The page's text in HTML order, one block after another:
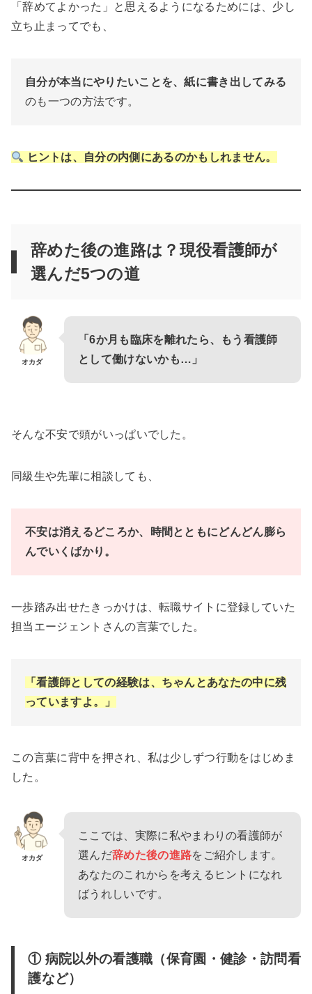
「辞めてよかった」と思えるようになるためには、少し
立ち止まってでも、
自分が本当にやりたいことを、紙に書き出してみる
のも一つの方法です。
ヒントは、自分の内側にあるのかもしれません。
辞めた後の進路は？現役看護師が
選んだ5つの道
オカダ
「6か月も臨床を離れたら、もう看護師
として働けないかも…」
そんな不安で頭がいっぱいでした。
同級生や先輩に相談しても、
不安は消えるどころか、時間とともにどんどん膨ら
んでいくばかり。
一歩踏み出せたきっかけは、転職サイトに登録していた
担当エージェントさんの言葉でした。
「看護師としての経験は、ちゃんとあなたの中に残
っていますよ。」
この言葉に背中を押され、私は少しずつ行動をはじめま
した。
オカダ
ここでは、実際に私やまわりの看護師が
選んだ辞めた後の進路をご紹介します。
あなたのこれからを考えるヒントになれ
ばうれしいです。
① 病院以外の看護職（保育園・健診・訪問看
護など）